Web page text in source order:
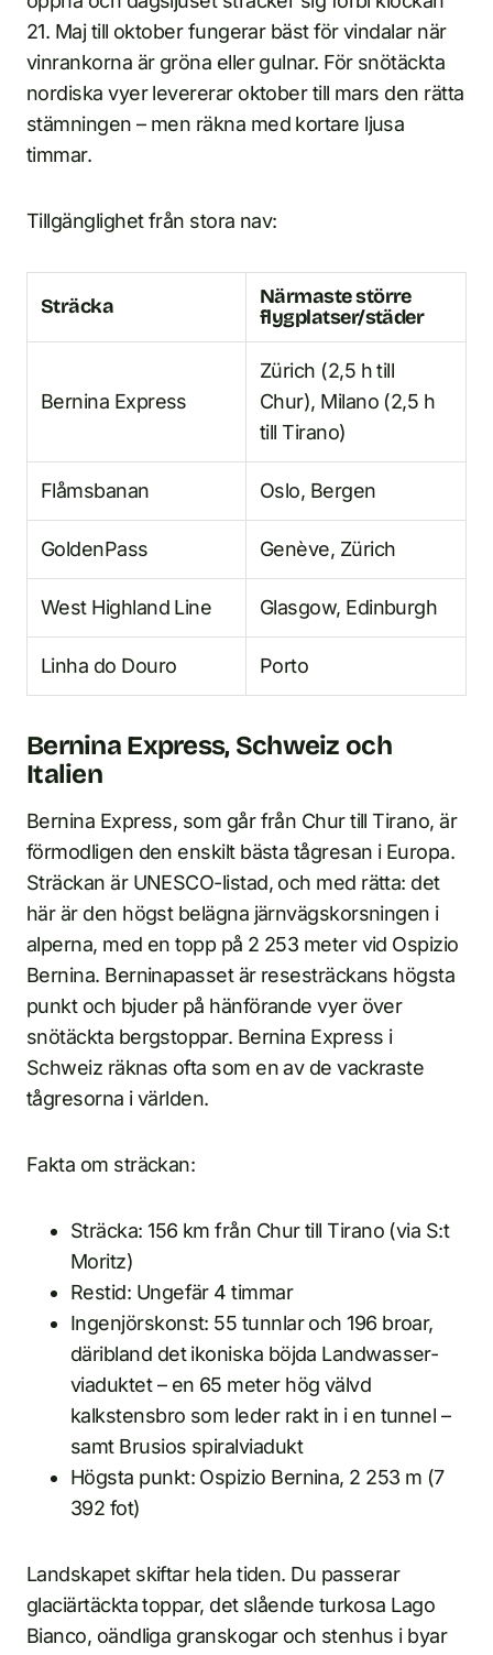
21. Maj till oktober fungerar bäst för vindalar när
vinrankorna är gröna eller gulnar. För snötäckta
nordiska vyer levererar oktober till mars den rätta
stämningen – men räkna med kortare ljusa
timmar.
Tillgänglighet från stora nav:
Sträcka
Närmaste större
flygplatser/städer
Bernina Express
Zürich (2,5 h till
Chur), Milano (2,5 h
till Tirano)
Flåmsbanan Oslo, Bergen
GoldenPass Genève, Zürich
West Highland Line Glasgow, Edinburgh
Linha do Douro Porto
Bernina Express, Schweiz och
Italien
Bernina Express, som går från Chur till Tirano, är
förmodligen den enskilt bästa tågresan i Europa.
Sträckan är UNESCO-listad, och med rätta: det
här är den högst belägna järnvägskorsningen i
alperna, med en topp på 2 253 meter vid Ospizio
Bernina. Berninapasset är resesträckans högsta
punkt och bjuder på hänförande vyer över
snötäckta bergstoppar. Bernina Express i
Schweiz räknas ofta som en av de vackraste
tågresorna i världen.
Fakta om sträckan:
Sträcka: 156 km från Chur till Tirano (via S:t
Moritz)
Restid: Ungefär 4 timmar
Ingenjörskonst: 55 tunnlar och 196 broar,
däribland det ikoniska böjda Landwasser-
viaduktet – en 65 meter hög välvd
kalkstensbrо som leder rakt in i en tunnel –
samt Brusios spiralviadukt
Högsta punkt: Ospizio Bernina, 2 253 m (7
392 fot)
Landskapet skiftar hela tiden. Du passerar
glaciärtäckta toppar, det slående turkosa Lago
Bianco, oändliga granskogar och stenhus i byar